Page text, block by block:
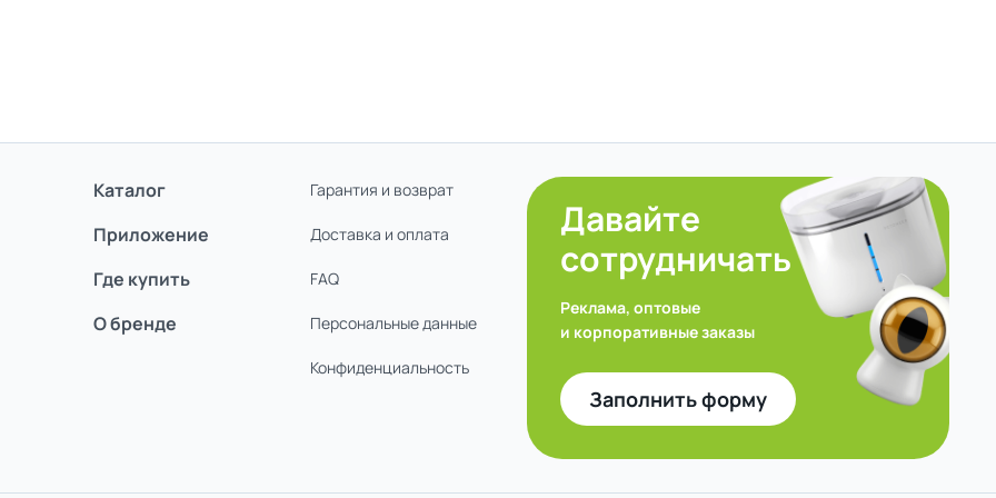
Давайте
сотрудничать
Реклама, оптовые
и корпоративные заказы
Заполнить форму
Каталог
Приложение
Где купить
О бренде
Гарантия и возврат
Доставка и оплата
FAQ
Персональные данные
Конфиденциаль­ность